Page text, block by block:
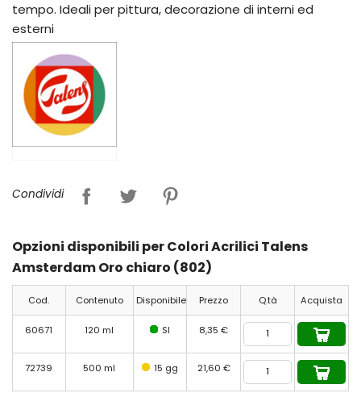
tempo. Ideali per pittura, decorazione di interni ed
esterni
Condividi
Opzioni disponibili per Colori Acrilici Talens
Amsterdam Oro chiaro (802)
Cod. Contenuto Disponibile Prezzo Q.tà Acquista
60671 120 ml SI 8,35 €
72739 500 ml 15 gg 21,60 €